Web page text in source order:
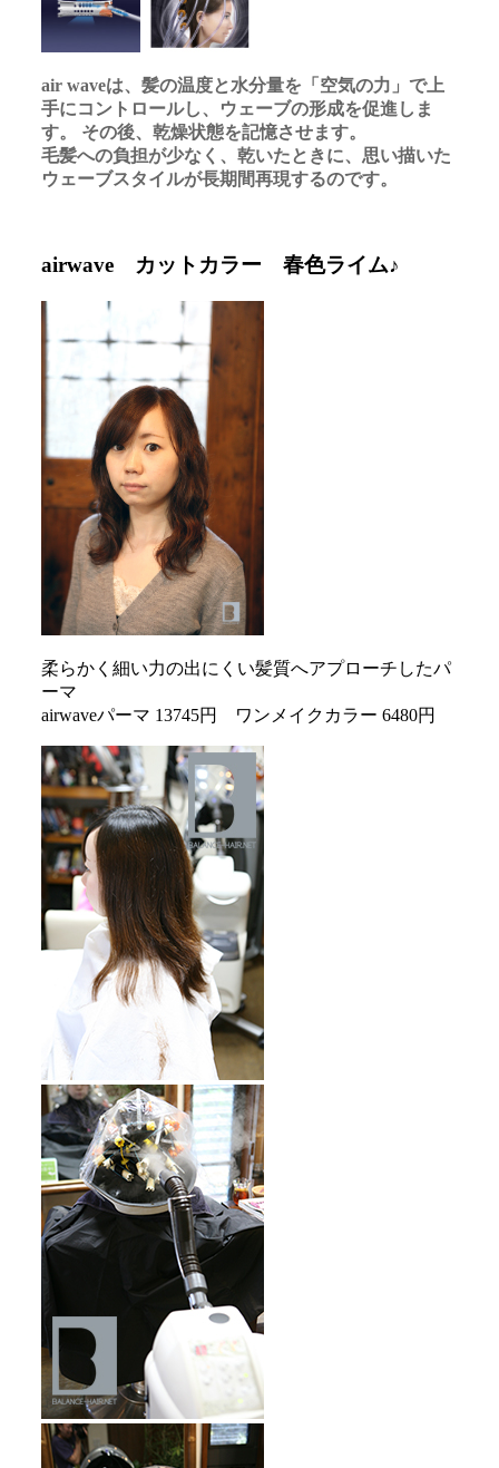
air waveは、髪の温度と水分量を「空気の力」で上
手にコントロールし、ウェーブの形成を促進しま
す。 その後、乾燥状態を記憶させます。
毛髪への負担が少なく、乾いたときに、思い描いた
ウェーブスタイルが長期間再現するのです。
airwave カットカラー 春色ライム♪
柔らかく細い力の出にくい髪質へアプローチしたパ
ーマ
airwaveパーマ 13745円 ワンメイクカラー 6480円